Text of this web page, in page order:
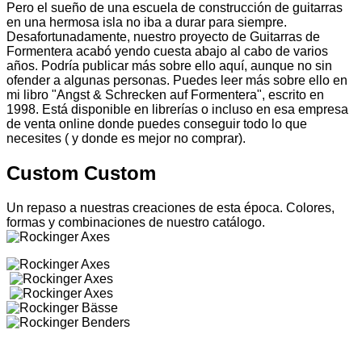
Pero el sueño de una escuela de construcción de guitarras
en una hermosa isla no iba a durar para siempre.
Desafortunadamente, nuestro proyecto de Guitarras de
Formentera acabó yendo cuesta abajo al cabo de varios
años. Podría publicar más sobre ello aquí, aunque no sin
ofender a algunas personas. Puedes leer más sobre ello en
mi libro "Angst & Schrecken auf Formentera", escrito en
1998. Está disponible en librerías o incluso en esa empresa
de venta online donde puedes conseguir todo lo que
necesites ( y donde es mejor no comprar).
Custom Custom
Un repaso a nuestras creaciones de esta época. Colores,
formas y combinaciones de nuestro catálogo.